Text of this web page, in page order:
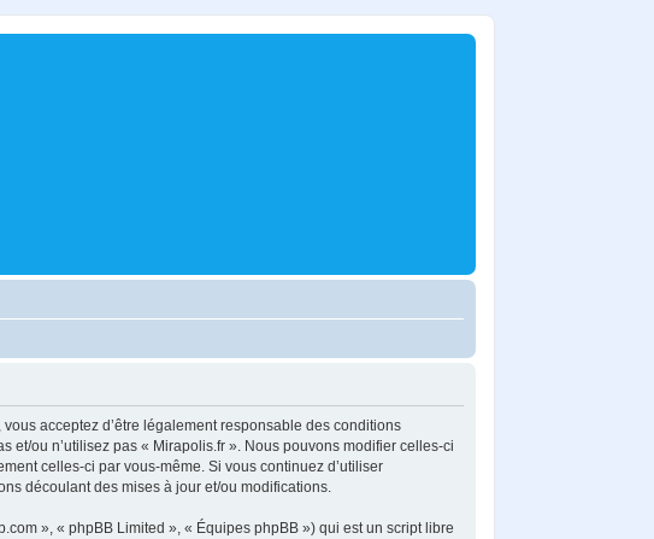
acceptez d’être légalement responsable des conditions
et/ou n’utilisez pas « Mirapolis.fr ». Nous pouvons modifier celles-ci
celles-ci par vous-même. Si vous continuez d’utiliser
découlant des mises à jour et/ou modifications.
», « phpBB Limited », « Équipes phpBB ») qui est un script libre